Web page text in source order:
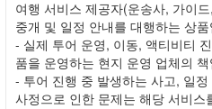
여행 서비스 제공자(운송사, 가이
중개 및 일정 안내를 대행하는 상
- 실제 투어 운영, 이동, 액티비티
품을 운영하는 현지 운영 업체의
- 투어 진행 중 발생하는 사고, 일
사정으로 인한 문제는 해당 서비